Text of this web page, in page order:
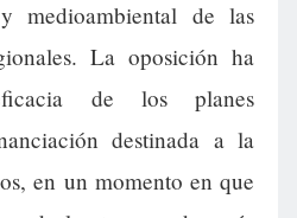
medioambiental de las
La oposición ha
de los planes
destinada a la
en un momento en que